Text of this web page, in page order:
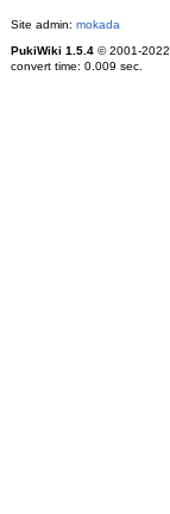
Site admin: mokada
PukiWiki 1.5.4© 2001-2022
convert time: 0.009 sec.